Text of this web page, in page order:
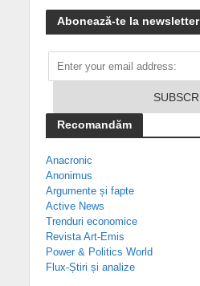
Abonează-te la newsletter
Recomandăm
Anacronic
Anonimus
Argumente și fapte
Active News
Trenduri economice
Revista Art-Emis
Power & Politics World
Flux-Știri și analize